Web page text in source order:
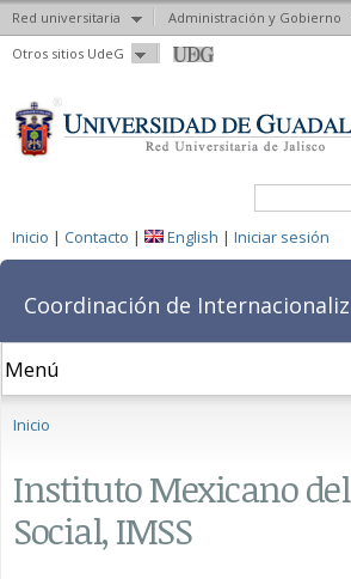
Red universitaria
Administración y Gobierno
Otros sitios UdeG
Pasar al
contenido
Formulario de búsqueda
Buscar
Inicio | Contacto | English | Iniciar sesión
Coordinación de
Se encuentra usted aquí
Inicio
Instituto Mexicano
Social, IMSS